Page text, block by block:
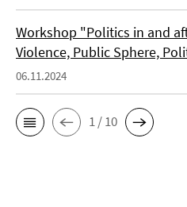
Workshop "Politics in and
Violence, Public Sphere,
06.11.2024
1 / 10